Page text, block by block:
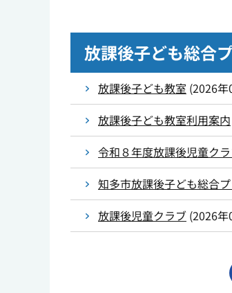
放課後子ども総合
放課後子ども教室 (2026年
放課後子ども教室利用案内
令和８年度放課後児童ク
知多市放課後子ども総合
放課後児童クラブ (2026年